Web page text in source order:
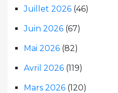
Juillet 2026 (46)
Juin 2026 (67)
Mai 2026 (82)
Avril 2026 (119)
Mars 2026 (120)